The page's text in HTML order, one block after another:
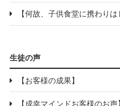
【何故、子供食堂に携わりは
生徒の声
【お客様の成果】
【成幸マインドお客様のお声